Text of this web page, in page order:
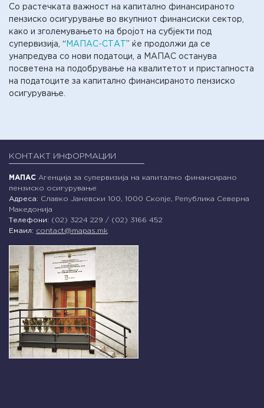
Со растечката важност на капитално финансираното
пензиско осигурување во вкупниот финансиски сектор,
како и зголемувањето на бројот на субјекти под
супервизија, “ МАПАС-СТАТ
” ќе продолжи да се
унапредува со нови податоци, a МАПАС останува
посветена на подобрување на квалитетот и пристапноста
на податоците за капитално финансираното пензиско
осигурување.
КОНТАКТ ИНФОРМАЦИИ
МАПАС Агенција за супервизија на капитално финансирано
пензиско осигурување
Адреса: Славко Јаневски 100, 1000 Скопје, Република Северна
Македонија
Телефони: (02) 3224 229 / (02) 3166 452
Емаил: contact@mapas.mk